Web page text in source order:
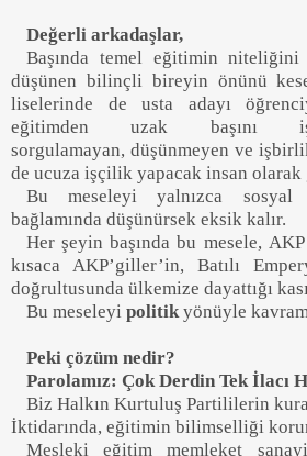
Değerli arkadaşlar,
Başında temel eğitimin niteliğini
düşünen bilinçli bireyin önünü
liselerinde de usta adayı
eğitimden uzak başını
sorgulamayan, düşünmeyen ve
de ucuza işçilik yapacak insan olarak
Bu meseleyi yalnızca
bağlamında düşünürsek eksik kalır.
Her şeyin başında bu mesele,
kısaca AKP’giller’in, Batılı
doğrultusunda ülkemize dayattığı
Bu meseleyi politik yönüyle
Peki çözüm nedir?
Parolamız: Çok Derdin Tek İlacı
Biz Halkın Kurtuluş Partililerin
İktidarında, eğitimin bilimselliği
Mesleki eğitim memleket